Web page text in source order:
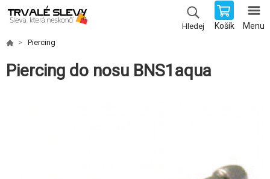
Hledej Košík Menu
Piercing
Piercing do nosu BNS1aqua